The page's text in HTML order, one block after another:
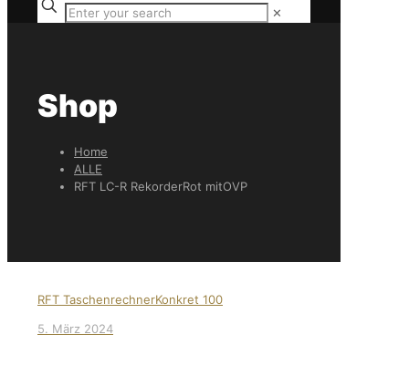
✕
Shop
Home
ALLE
RFT LC-R RekorderRot mitOVP
RFT TaschenrechnerKonkret 100
5. März 2024